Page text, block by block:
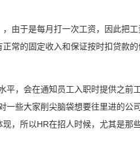
由于是每月打一次工资，因此把
常的固定收入和保证按时扣贷款
，会在通知员工入职时提供之前
一些大家削尖脑袋想要往里进的
，所以HR在招人时候，尤其是